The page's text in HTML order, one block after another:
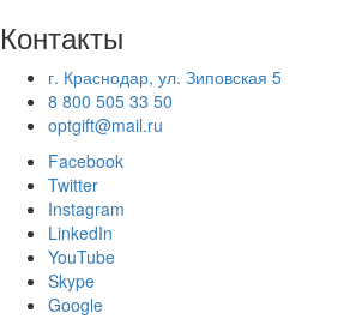
Контакты
г. Краснодар, ул. Зиповская 5
8 800 505 33 50
optgift@mail.ru
Facebook
Twitter
Instagram
LinkedIn
YouTube
Skype
Google